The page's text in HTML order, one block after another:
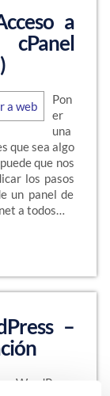
a
Pon
er
una
que sea algo
que nos
los pasos
un panel de
a todos…
–